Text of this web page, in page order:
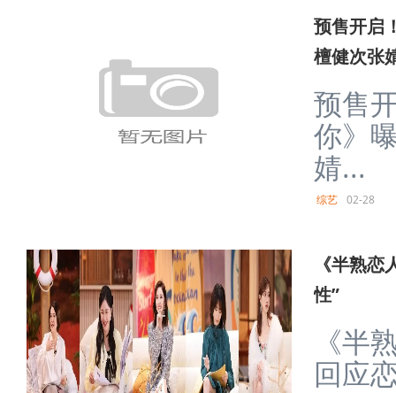
预售开启
檀健次张
预售
你》
婧...
综艺 02-28
《半熟
性”
《半
回应